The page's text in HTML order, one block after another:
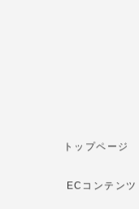
トップページ
ECコンテンツ